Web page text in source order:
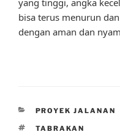
yang tinggi, angka
bisa terus menurun
dengan aman dan
CATEGORIES
PROYEK JALANAN
TAGS
TABRAKAN